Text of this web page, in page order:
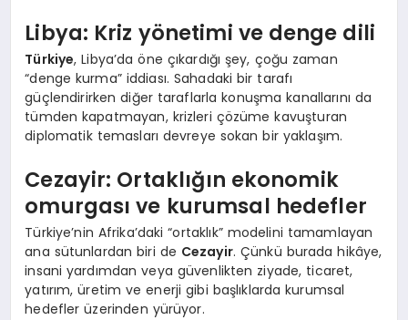
Libya: Kriz yönetimi ve denge dili
Türkiye, Libya’da öne çıkardığı şey, çoğu zaman
“denge kurma” iddiası. Sahadaki bir tarafı
güçlendirirken diğer taraflarla konuşma kanallarını da
tümden kapatmayan, krizleri çözüme kavuşturan
diplomatik temasları devreye sokan bir yaklaşım.
Cezayir: Ortaklığın ekonomik
omurgası ve kurumsal hedefler
Türkiye’nin Afrika’daki “ortaklık” modelini tamamlayan
ana sütunlardan biri de Cezayir. Çünkü burada hikâye,
insani yardımdan veya güvenlikten ziyade, ticaret,
yatırım, üretim ve enerji gibi başlıklarda kurumsal
hedefler üzerinden yürüyor.